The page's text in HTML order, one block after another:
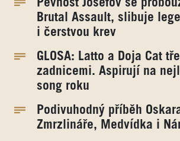
Pevnost Josefov se
Brutal Assault, slibuje
i čerstvou krev
GLOSA: Latto a Doja Cat
zadnicemi. Aspirují na
song roku
Podivuhodný příběh
Zmrzlináře, Medvídka i